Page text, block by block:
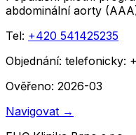
abdominální aorty
Tel: +420 541425235
Objednání: telefonicky:
Ověřeno: 2026-03
Navigovat →